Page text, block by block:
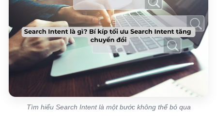
Tìm hiểu Search Intent là một bước không thể bỏ qua